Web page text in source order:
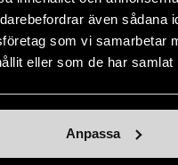
även sådana
som vi samarbetar
eller som de har
Anpassa
som